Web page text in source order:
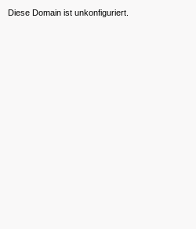
Diese Domain ist unkonfiguriert.